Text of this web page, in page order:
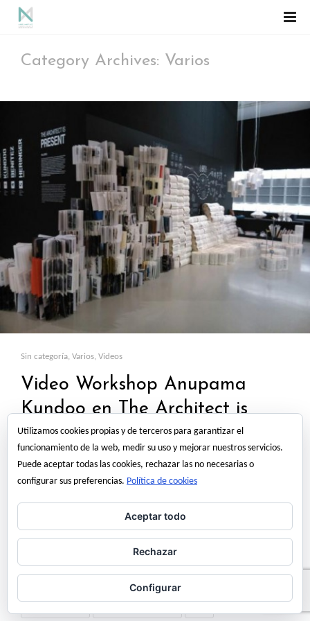
Category Archives: Varios
Sin categoría, Varios, Videos
Video Workshop Anupama
Kundoo en The Architect is
Present
Video del Workshop de Anuoama Kundoo en The Architect is Present.
[vc_video link=»http://vimeo.com/93234416″ ratio=»16-9″]
Utilizamos cookies propias y de terceros para garantizar el
funcionamiento de la web, medir su uso y mejorar nuestros servicios.
Puede aceptar todas las cookies, rechazar las no necesarias o
configurar sus preferencias. Política de cookies
Aceptar todo
Rechazar
Configurar